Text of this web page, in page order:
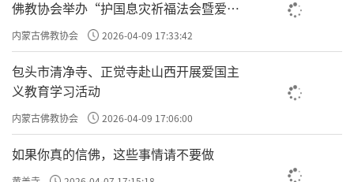
佛教协会举办“护国息灾祈福法会暨爱国
主义电影观影活动”
内蒙古佛教协会 2026-04-09 17:33:42
包头市清净寺、正觉寺赴山西开展爱国主
义教育学习活动
内蒙古佛教协会 2026-04-09 17:06:00
如果你真的信佛，这些事情请不要做